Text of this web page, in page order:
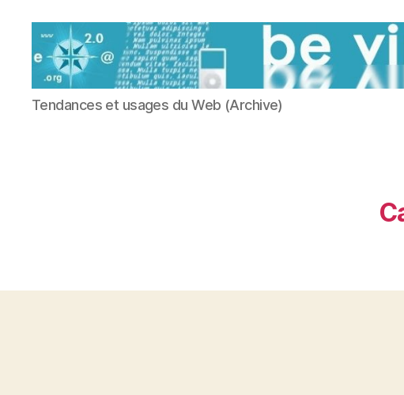
Be
Virtual
Tendances et usages du Web (Archive)